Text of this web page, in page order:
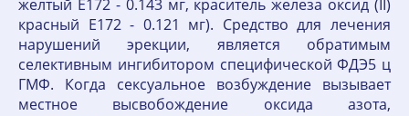
желтый Е172 - 0.143 мг, краситель железа оксид (II)
красный Е172 - 0.121 мг). Средство для лечения
нарушений эрекции, является обратимым
селективным ингибитором специфической ФДЭ5 ц
ГМФ. Когда сексуальное возбуждение вызывает
местное высвобождение оксида азота,